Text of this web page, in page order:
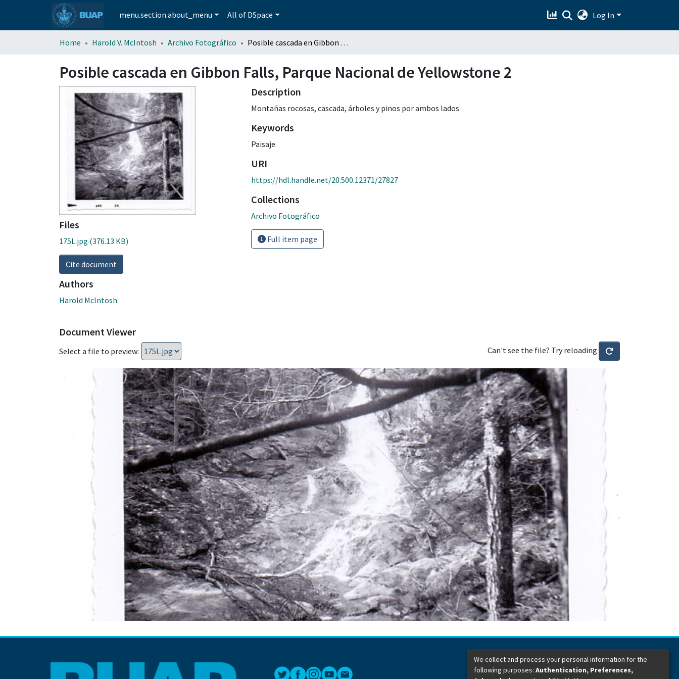
menu.section.about_menu All of DSpace Log In
Home Harold V. McIntosh Archivo Fotográfico Posible cascada en Gibbon Falls, Parque Nacional de Yellowstone 2
Posible cascada en Gibbon Falls, Parque Nacional de Yellowstone 2
Files
175L.jpg (376.13 KB)
Cite document
Authors
Harold McIntosh
Description
Montañas rocosas, cascada, árboles y pinos por ambos lados
Keywords
Paisaje
URI
https://hdl.handle.net/20.500.12371/27827
Collections
Archivo Fotográfico
Full item page
Document Viewer
Select a file to preview: Can't see the file? Try reloading
Dirección General de Bibliotecas
We collect and process your personal information for the
following purposes: Authentication, Preferences,